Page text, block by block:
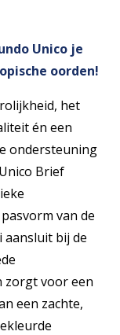
Unico je
oorden!
het
én een
ondersteuning
Brief
van de
bij de
zorgt voor een
een zachte,